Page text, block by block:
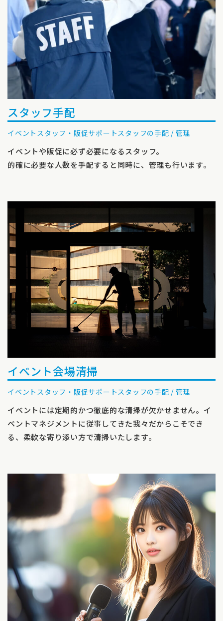
スタッフ手配
イベントスタッフ・販促サポートスタッフの手配 / 管理
イベントや販促に必ず必要になるスタッフ。
的確に必要な人数を手配すると同時に、管理も行います。
イベント会場清掃
イベントスタッフ・販促サポートスタッフの手配 / 管理
イベントには定期的かつ徹底的な清掃が欠かせません。イ
ベントマネジメントに従事してきた我々だからこそでき
る、柔軟な寄り添い方で清掃いたします。